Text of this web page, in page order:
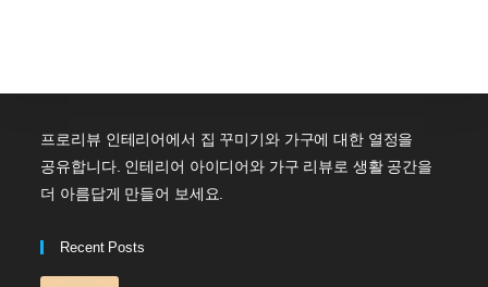
프로리뷰 인테리어에서 집 꾸미기와 가구에 대한 열정을
공유합니다. 인테리어 아이디어와 가구 리뷰로 생활 공간을
더 아름답게 만들어 보세요.
Recent Posts